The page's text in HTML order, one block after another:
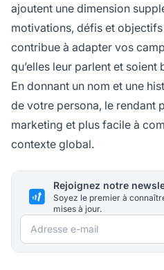
ajoutent une dimension
motivations, défis et
contribue à adapter vos
qu’elles leur parlent et soient
En donnant un nom et une
de votre persona, le rendant
marketing et plus facile à
contexte global.
Rejoignez notre
Soyez le premier à
mises à jour.
Adresse e-mail